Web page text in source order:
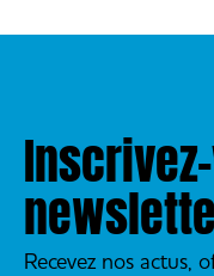
Recevez nos actus,